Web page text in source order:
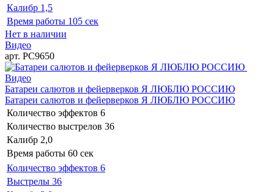
Калибр 1,5
Время работы 105 сек
Нет в наличии
Видео
арт. РС9650
Видео
Батареи салютов и фейерверков Я ЛЮБЛЮ РОССИЮ
Батареи салютов и фейерверков Я ЛЮБЛЮ РОССИЮ
Количество эффектов 6
Количество выстрелов 36
Калибр 2,0
Время работы 60 сек
Количество эффектов 6
Выстрелы 36